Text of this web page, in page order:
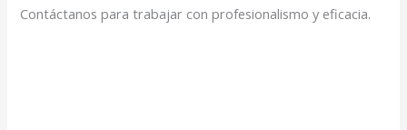
Contáctanos para trabajar con profesionalismo y eficacia.